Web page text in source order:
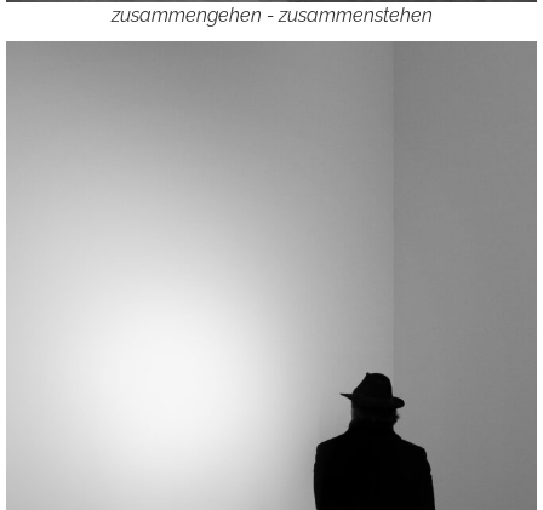
zusammengehen - zusammenstehen